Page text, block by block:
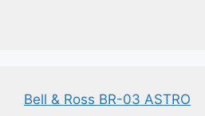
Bell & Ross BR-03 ASTRO